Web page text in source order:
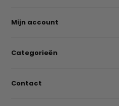
Mijn account
Categorieën
Contact